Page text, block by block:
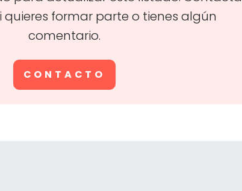
quieres formar parte o tienes algún
comentario.
CONTACTO